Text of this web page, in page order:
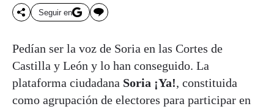
Seguir en
Pedían ser la voz de Soria en las Cortes de
Castilla y León y lo han conseguido. La
plataforma ciudadana Soria ¡Ya!, constituida
como agrupación de electores para participar en